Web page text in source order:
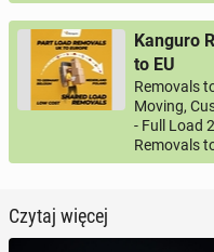
Kanguro
to EU
Removals
Moving,
- Full Load
Removals
Czytaj więcej